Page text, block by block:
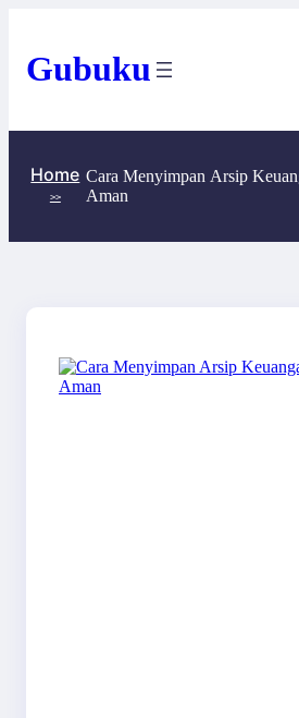
content
Gubuku
Home
>>
Cara Menyimpan Arsip
Aman